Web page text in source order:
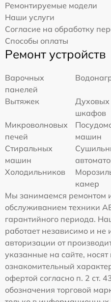
Ремонтируемые модели
Наши услуги
Согласие на обработку
Способы оплаты
Ремонт устройств
Варочных
панелей
Вытяжек
Духовых
шкафов
Микроволновых
печей
машин
Стиральных
машин
Холодильников
камер
Мы занимаемся ремонтом
обслуживанием техники
гарантийного периода.
работает независимо и
авторизации от
указанные на сайте,
ознакомительный
офертой согласно п. 2 ст.
обозначения торговой